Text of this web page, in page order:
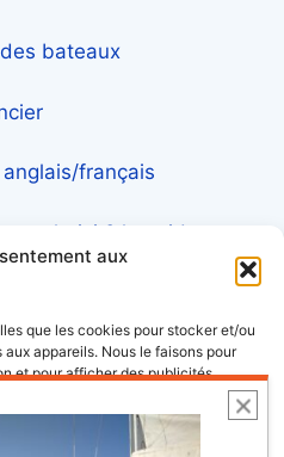
aux
que les cookies pour stocker et/ou
appareils. Nous le faisons pour
et pour afficher des publicités
technologies nous autorisera à
de navigation ou les ID
consentir ou de retirer son
bateaux
français
choisir? le guide
de bateau
bateau
du bateau